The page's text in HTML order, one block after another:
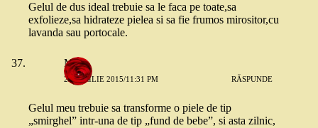
Gelul de dus ideal trebuie sa le faca pe toate,sa
exfolieze,sa hidrateze pielea si sa fie frumos mirositor,cu
lavanda sau portocale.
Mara
23 APRILIE 2015/11:31 PM RĂSPUNDE
Gelul meu trebuie sa transforme o piele de tip
„smirghel” intr-una de tip „fund de bebe”, si asta zilnic,